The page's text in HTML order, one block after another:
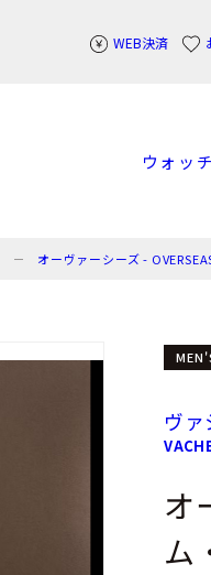
WEB決済
ウォッチ
オーヴァーシーズ -
ヴ
オ
ム